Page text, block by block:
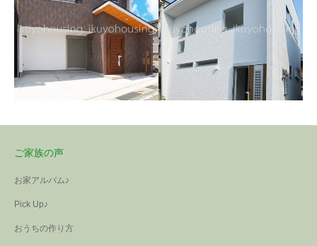
【注文住宅・中庄】～Kさ
ご家族の声
お家アルバム♪
Pick Up♪
おうちの作り方